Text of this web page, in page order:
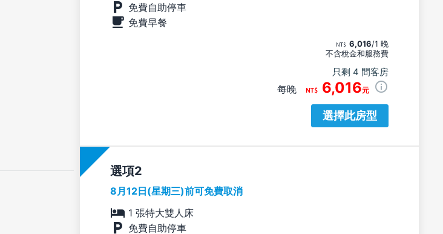
免費自助停車
免費早餐
6,016/1 晚
不含稅金和服務費
只剩 4 間客房
每晚 6,016元
選擇此房型
選項
8月12日(星期三)前可免費取消
1 張特大雙人床
免費自助停車